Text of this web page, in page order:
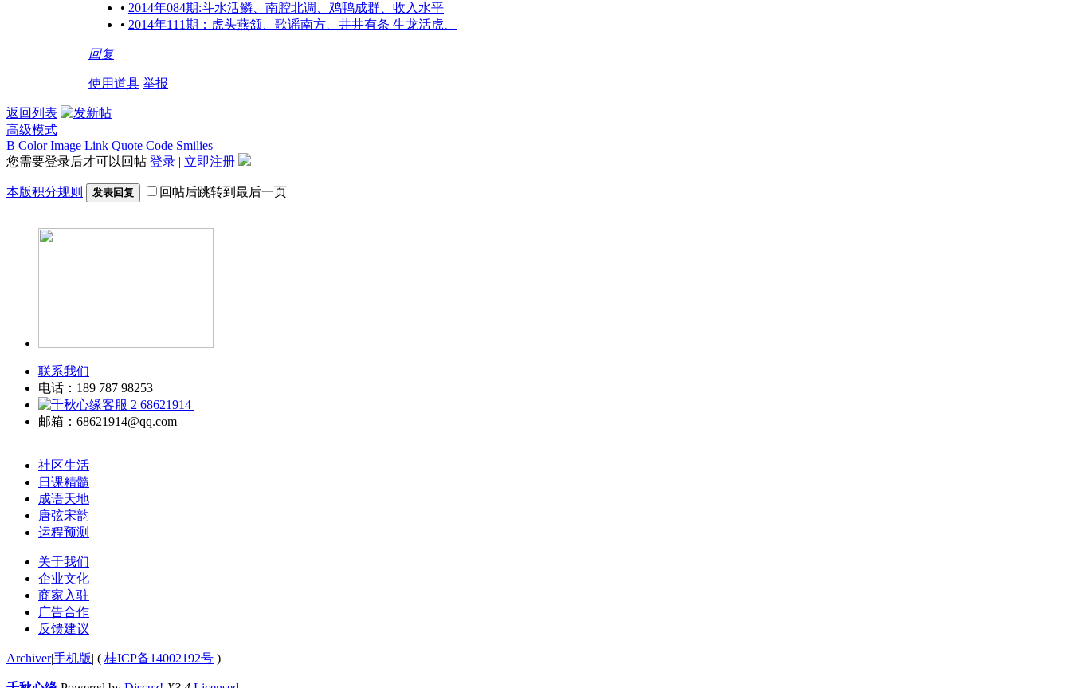
• 2014年084期:斗水活鳞、南腔北调、鸡鸭成群、收入水平
• 2014年111期：虎头燕颔、歌谣南方、井井有条 生龙活虎、
回复
使用道具 举报
返回列表
高级模式
B Color Image Link Quote Code Smilies
您需要登录后才可以回帖 登录 | 立即注册
本版积分规则 发表回复 回帖后跳转到最后一页
联系我们
电话：189 787 98253
68621914
邮箱：68621914@qq.com
社区生活
日课精髓
成语天地
唐弦宋韵
运程预测
关于我们
企业文化
商家入驻
广告合作
反馈建议
Archiver|手机版| ( 桂ICP备14002192号 )